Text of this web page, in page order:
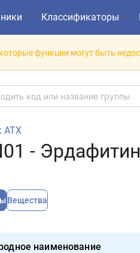
Классификаторы
функции могут быть
АТХ
-
Вещества
наименование